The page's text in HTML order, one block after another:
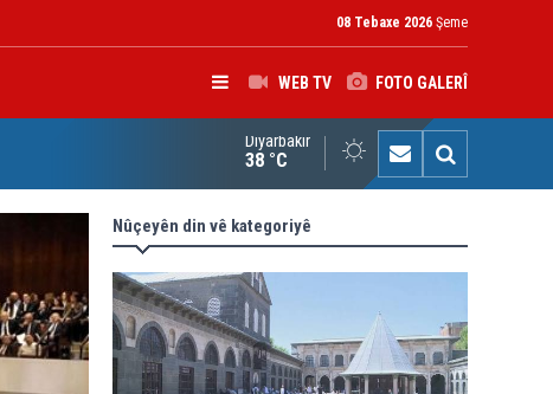
08 Tebaxe 2026 Şeme
WEB TV FOTO GALERÎ
Serokerkanê Iraqê Fermandariya Operasyonên Rojhilatê Dîcleyê
Diyarbakır
38 °C
Nûçeyên din vê kategoriyê